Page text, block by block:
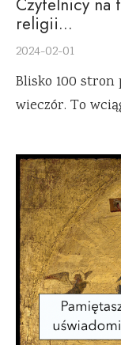
religii…
2024-02-01
Blisko 100 stron
wieczór. To